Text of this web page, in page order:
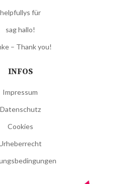
helpfullys für
sag hallo!
– Thank you!
INFOS
Impressum
Datenschutz
Cookies